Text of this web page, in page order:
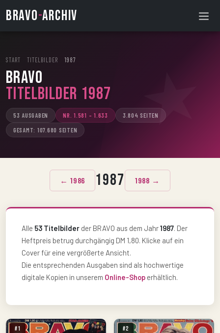
BRAVO-ARCHIV
START TITELBILDER 1987
BRAVO
Titelbilder 1987
53 AUSGABEN NR. 1.581 – 1.633 3.804 SEITEN
GESAMT: 107.680 SEITEN
← 1986 1987 1988 →
Alle 53 Titelbilder der BRAVO aus dem Jahr1987. Der
Heftpreis betrug durchgängig DM 1,80. Klicke auf ein
Cover für eine vergrößerte Ansicht.
Die entsprechenden Ausgaben sind als hochwertige
digitale Kopien in unserem Online-Shop erhältlich.
#1 #2